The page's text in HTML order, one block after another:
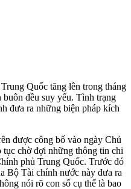
Quốc tăng lên trong tháng
đều suy yếu. Tình trạng
đưa ra những biện pháp kích
được công bố vào ngày Chủ
chờ đợi những thông tin chi
phủ Trung Quốc. Trước đó
Bộ Tài chính nước này đưa ra
nói rõ con số cụ thể là bao